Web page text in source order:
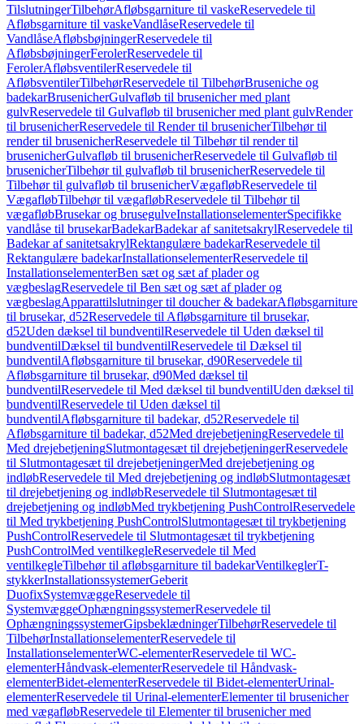
TilslutningerTilbehørAfløbsgarniture til vaskeReservedele til
Afløbsgarniture til vaskeVandlåseReservedele til
VandlåseAfløbsbøjningerReservedele til
AfløbsbøjningerFerolerReservedele til
FerolerAfløbsventilerReservedele til
AfløbsventilerTilbehørReservedele til TilbehørBruseniche og
badekarBrusenicherGulvafløb til brusenicher med plant
gulvReservedele til Gulvafløb til brusenicher med plant gulvRender
til brusenicherReservedele til Render til brusenicherTilbehør til
render til brusenicherReservedele til Tilbehør til render til
brusenicherGulvafløb til brusenicherReservedele til Gulvafløb til
brusenicherTilbehør til gulvafløb til brusenicherReservedele til
Tilbehør til gulvafløb til brusenicherVægafløbReservedele til
VægafløbTilbehør til vægafløbReservedele til Tilbehør til
vægafløbBrusekar og brusegulveInstallationselementerSpecifikke
vandlåse til brusekarBadekarBadekar af sanitetsakrylReservedele til
Badekar af sanitetsakrylRektangulære badekarReservedele til
Rektangulære badekarInstallationselementerReservedele til
InstallationselementerBen sæt og sæt af plader og
vægbeslagReservedele til Ben sæt og sæt af plader og
vægbeslagApparattilslutninger til doucher & badekarAfløbsgarniture
til brusekar, d52Reservedele til Afløbsgarniture til brusekar,
d52Uden dæksel til bundventilReservedele til Uden dæksel til
bundventilDæksel til bundventilReservedele til Dæksel til
bundventilAfløbsgarniture til brusekar, d90Reservedele til
Afløbsgarniture til brusekar, d90Med dæksel til
bundventilReservedele til Med dæksel til bundventilUden dæksel til
bundventilReservedele til Uden dæksel til
bundventilAfløbsgarniture til badekar, d52Reservedele til
Afløbsgarniture til badekar, d52Med drejebetjeningReservedele til
Med drejebetjeningSlutmontagesæt til drejebetjeningerReservedele
til Slutmontagesæt til drejebetjeningerMed drejebetjening og
indløbReservedele til Med drejebetjening og indløbSlutmontagesæt
til drejebetjening og indløbReservedele til Slutmontagesæt til
drejebetjening og indløbMed trykbetjening PushControlReservedele
til Med trykbetjening PushControlSlutmontagesæt til trykbetjening
PushControlReservedele til Slutmontagesæt til trykbetjening
PushControlMed ventilkegleReservedele til Med
ventilkegleTilbehør til afløbsgarniture til badekarVentilkeglerT-
stykkerInstallationssystemerGeberit
DuofixSystemvæggeReservedele til
SystemvæggeOphængningssystemerReservedele til
OphængningssystemerGipsbeklædningerTilbehørReservedele til
TilbehørInstallationselementerReservedele til
InstallationselementerWC-elementerReservedele til WC-
elementerHåndvask-elementerReservedele til Håndvask-
elementerBidet-elementerReservedele til Bidet-elementerUrinal-
elementerReservedele til Urinal-elementerElementer til brusenicher
med vægafløbReservedele til Elementer til brusenicher med